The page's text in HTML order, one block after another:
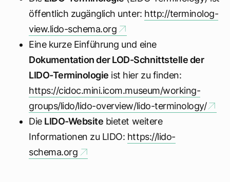
öffentlich zugänglich unter: http://terminolog-
view.lido-schema.org
Eine kurze Einführung und eine
Dokumentation der LOD-Schnittstelle der
LIDO-Terminologie ist hier zu finden:
https://cidoc.mini.icom.museum/working-
groups/lido/lido-overview/lido-terminology/
Die LIDO-Website bietet weitere
Informationen zu LIDO: https://lido-
schema.org